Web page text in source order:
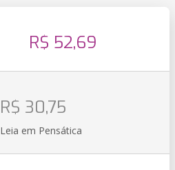
R$ 52,69
R$ 30,75
Leia em Pensática